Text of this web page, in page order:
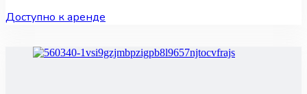
Доступно к аренде